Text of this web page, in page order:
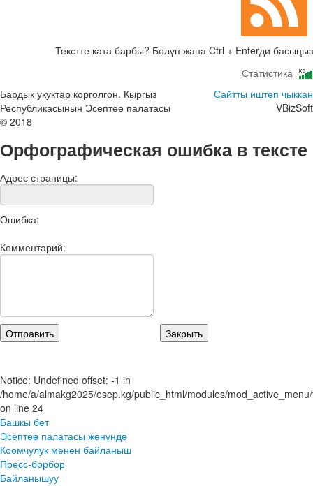
Текстте ката барбы? Бөлүп жана Ctrl + Enterди басыңыз
Статистика
Бардык укуктар корголгон. Кыргыз
Республикасынын Эсептөө палатасы
© 2018
Сайтты иштеп чыккан
VBizSoft
Орфографическая ошибка в тексте
Адрес страницы:
Ошибка:
Комментарий:
Notice: Undefined offset: -1 in
/home/a/almakg2025/esep.kg/public_html/modules/
on line 24
Башкы бет
Эсептөө палатасы жөнүндө
Коомчулук менен байланыш
Пресс-борбор
Байланышуу